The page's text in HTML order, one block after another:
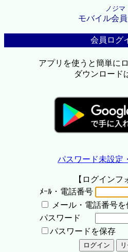
ノジマ
モバイル会
会員ログ
アプリを使うと簡単に
ダウンロード
パスワード未設定
【ログインフ
ﾒｰﾙ・電話番号
メール・電話番号を
パスワード
パスワードを保存